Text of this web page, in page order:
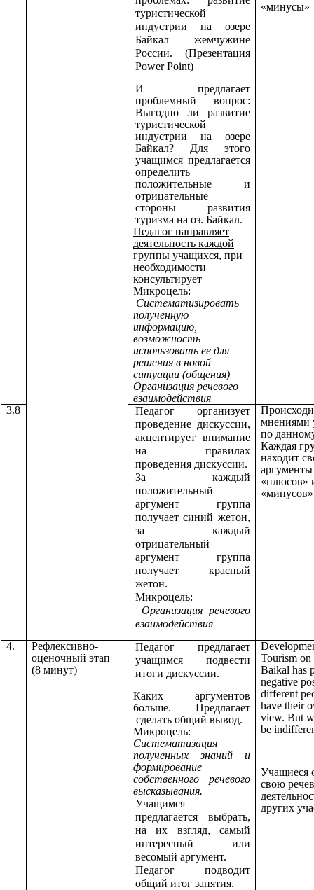
туристической
индустрии на озере
Байкал – жемчужине
России. (Презентация
Power Point)
И предлагает
проблемный вопрос:
Выгодно ли развитие
туристической
индустрии на озере
Байкал? Для этого
учащимся предлагается
определить
положительные и
отрицательные
стороны развития
туризма на оз. Байкал.
Педагог направляет
деятельность каждой
группы учащихся, при
необходимости
консультирует
Микроцель:
Систематизировать
полученную
информацию,
возможность
использовать ее для
решения в новой
ситуации (общения)
Организация речевого
взаимодействия
«минусы»
3.8
Педагог организует
проведение дискуссии,
акцентирует внимание
на правилах
проведения дискуссии.
За каждый
положительный
аргумент группа
получает синий жетон,
за каждый
отрицательный
аргумент группа
получает красный
жетон.
Микроцель:
Организация речевого
взаимодействия
мнениями
по
Каждая
находит
аргументы
«плюсов»
4.
Рефлексивно-
оценочный этап
(8 минут)
Педагог предлагает
учащимся подвести
итоги дискуссии.
Каких аргументов
больше. Предлагает
сделать общий вывод.
Микроцель:
Систематизация
полученных знаний и
формирование
собственного речевого
высказывания.
Учащимся
предлагается выбрать,
на их взгляд, самый
интересный или
весомый аргумент.
Педагог подводит
общий итог занятия.
Tourism on
Baikal has
negative
different
have their
view. But
be
Учащиеся
свою
других